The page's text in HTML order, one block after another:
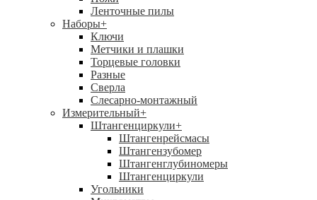
Ленточные пилы
Наборы+
Ключи
Метчики и плашки
Торцевые головки
Разные
Сверла
Слесарно-монтажный
Измерительный+
Штангенциркули+
Штангенрейсмасы
Штангензубомер
Штангенглубиномеры
Штангенциркули
Угольники